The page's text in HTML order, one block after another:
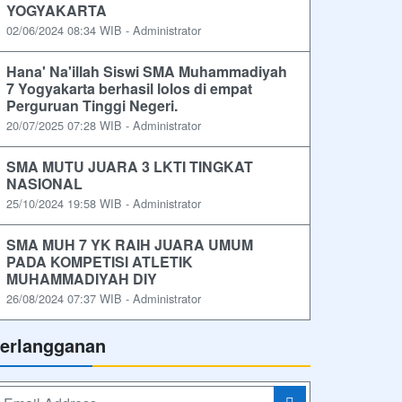
YOGYAKARTA
02/06/2024 08:34 WIB - Administrator
Hana' Na'illah Siswi SMA Muhammadiyah
7 Yogyakarta berhasil lolos di empat
Perguruan Tinggi Negeri.
20/07/2025 07:28 WIB - Administrator
SMA MUTU JUARA 3 LKTI TINGKAT
NASIONAL
25/10/2024 19:58 WIB - Administrator
SMA MUH 7 YK RAIH JUARA UMUM
PADA KOMPETISI ATLETIK
MUHAMMADIYAH DIY
26/08/2024 07:37 WIB - Administrator